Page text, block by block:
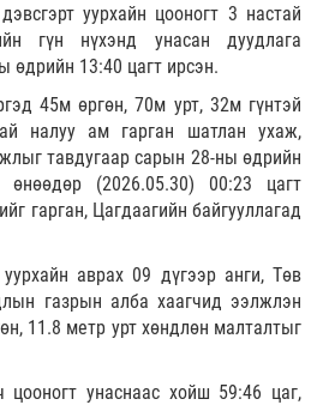
уурхайн цооногт 3 настай
гүн нүхэнд унасан дуудлага
өдрийн 13:40 цагт ирсэн.
45м өргөн, 70м урт, 32м гүнтэй
налуу ам гарган шатлан ухаж,
тавдугаар сарын 28-ны өдрийн
өнөөдөр (2026.05.30) 00:23 цагт
гарган, Цагдаагийн байгууллагад
аврах 09 дүгээр анги, Төв
газрын алба хаагчид ээлжлэн
11.8 метр урт хөндлөн малталтыг
цооногт унаснаас хойш 59:46 цаг,